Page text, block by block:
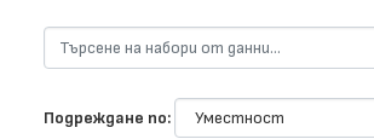
Подреждане по